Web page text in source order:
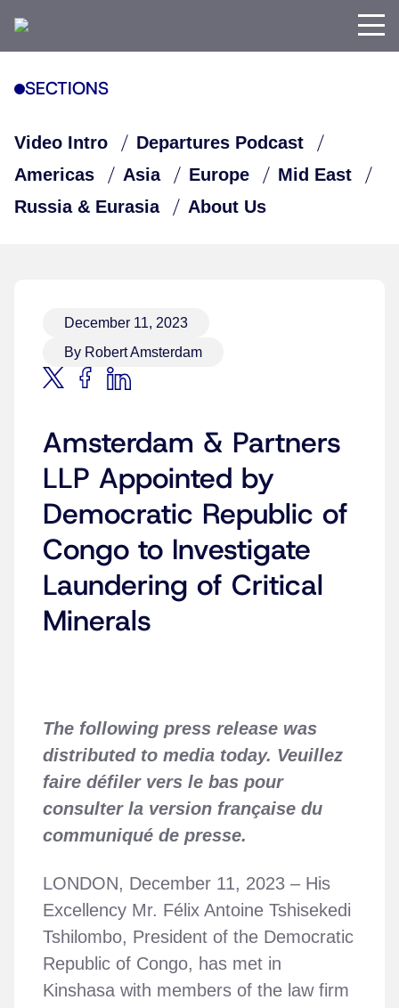
SECTIONS
Video Intro
Departures Podcast
Americas
Asia Europe
Mid East
Russia & Eurasia
About Us
December 11, 2023
By Robert Amsterdam
Amsterdam & Partners
LLP Appointed by
Democratic Republic of
Congo to Investigate
Laundering of Critical
Minerals
The following press release was
distributed to media today. Veuillez
faire défiler vers le bas pour
consulter la version française du
communiqué de presse.
LONDON, December 11, 2023 – His
Excellency Mr. Félix Antoine Tshisekedi
Tshilombo, President of the Democratic
Republic of Congo, has met in
Kinshasa with members of the law firm